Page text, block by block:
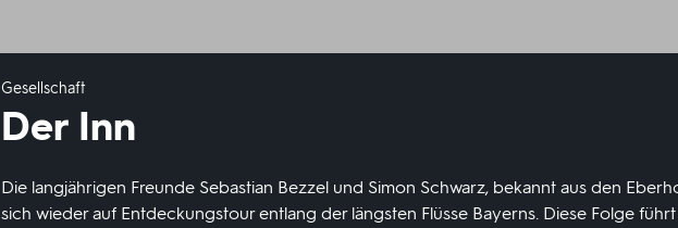
Gesellschaft
Der Inn
Die langjährigen Freunde Sebastian Bezzel und Simon Schwarz, bekannt aus den
sich wieder auf Entdeckungstour entlang der längsten Flüsse Bayerns. Diese Folge